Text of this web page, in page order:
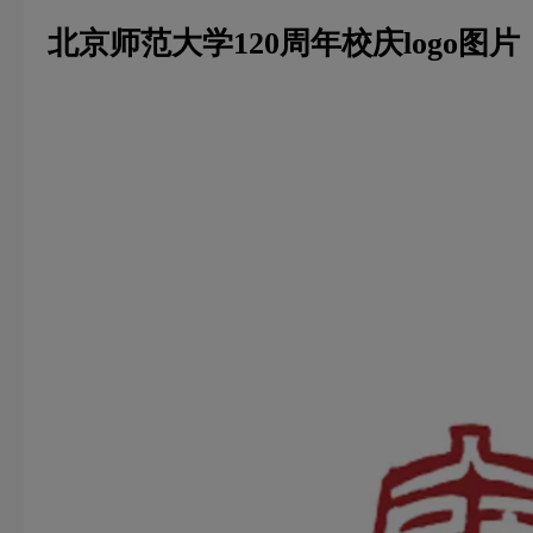
北京师范大学120周年校庆logo图片